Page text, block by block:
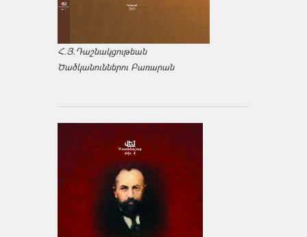
Հ.Յ.Դաշնակցութեան
Ծածկանուններու Բառարան